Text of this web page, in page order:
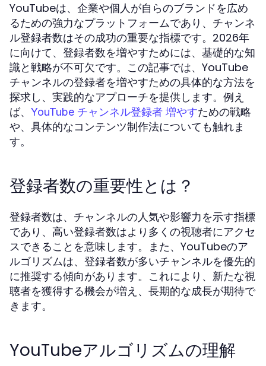
YouTubeは、企業や個人が自らのブランドを広め
るための強力なプラットフォームであり、チャンネ
ル登録者数はその成功の重要な指標です。2026年
に向けて、登録者数を増やすためには、基礎的な知
識と戦略が不可欠です。この記事では、YouTube
チャンネルの登録者を増やすための具体的な方法を
探求し、実践的なアプローチを提供します。例え
ば、 YouTube チャンネル登録者 増やすための戦略
や、具体的なコンテンツ制作法についても触れま
す。
登録者数の重要性とは？
登録者数は、チャンネルの人気や影響力を示す指標
であり、高い登録者数はより多くの視聴者にアクセ
スできることを意味します。また、YouTubeのア
ルゴリズムは、登録者数が多いチャンネルを優先的
に推奨する傾向があります。これにより、新たな視
聴者を獲得する機会が増え、長期的な成長が期待で
きます。
YouTubeアルゴリズムの理解